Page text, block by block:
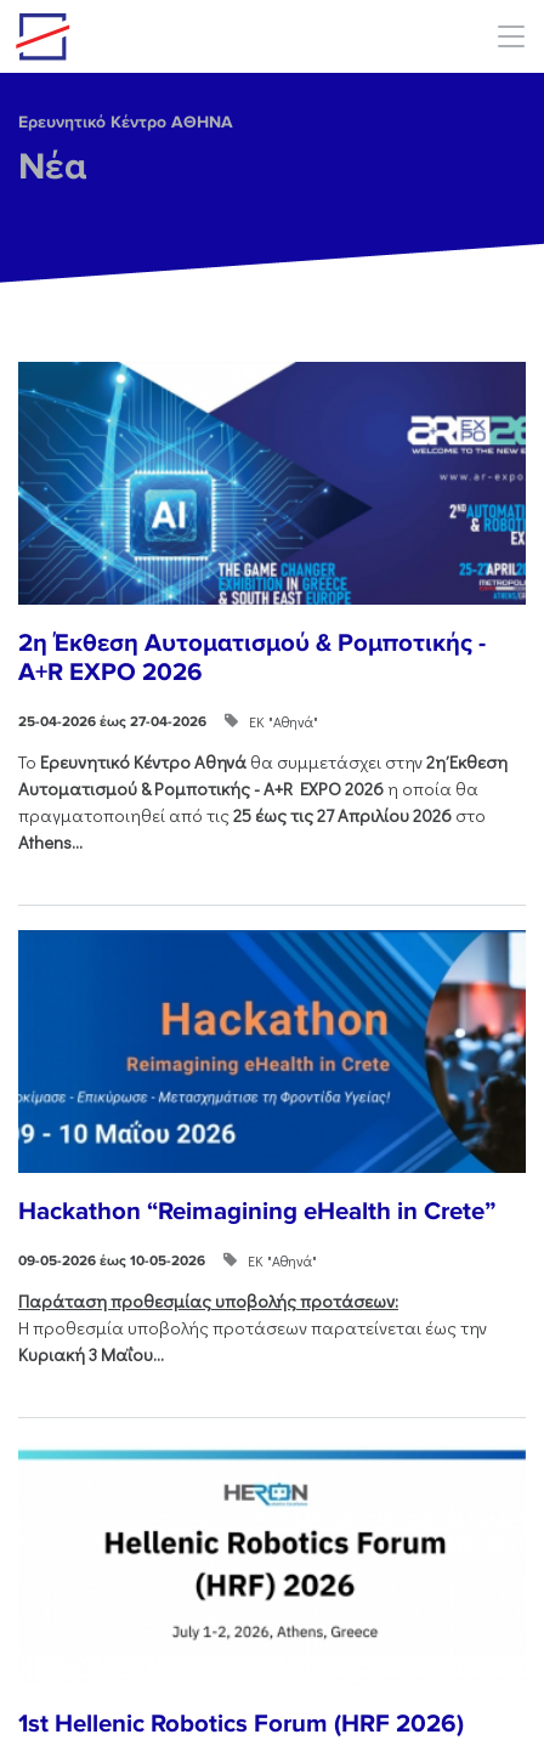
Skip to main content
Ερευνητικό Κέντρο ΑΘΗΝΑ
Νέα
2η Έκθεση Αυτοματισμού & Ρομποτικής -
A+R EXPO 2026
25-04-2026 έως 27-04-2026 ΕΚ "Αθηνά"
Το Ερευνητικό Κέντρο Αθηνά θα συμμετάσχει στην2η Έκθεση
Αυτοματισμού & Ρομποτικής - Α+R EXPO 2026 η οποία θα
πραγματοποιηθεί από τις25 έως τις 27 Απριλίου 2026 στο
Athens...
Hackathon “Reimagining eHealth in Crete”
09-05-2026 έως 10-05-2026 ΕΚ "Αθηνά"
Παράταση προθεσμίας υποβολής προτάσεων:
Η προθεσμία υποβολής προτάσεων παρατείνεται έως την
Κυριακή 3 Μαΐου...
1st Hellenic Robotics Forum (HRF 2026)